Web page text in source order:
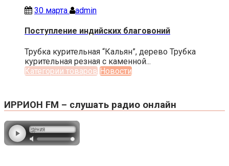
30 марта admin
Поступление индийских благовоний
Трубка курительная “Кальян”, дерево Трубка
курительная резная с каменной...
Категории товаров Новости
ИРРИОН FM – слушать радио онлайн